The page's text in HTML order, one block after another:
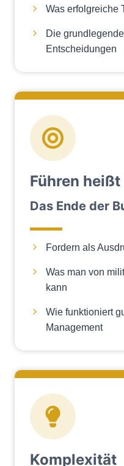
Was erfolgreiche
Die
Entscheidungen
Führen heißt
Das Ende der
Fordern als
Was man von
kann
Wie funktioniert
Management
Komplexität